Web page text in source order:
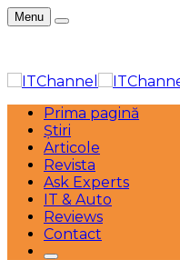
Menu
Prima pagină
Știri
Articole
Revista
Ask Experts
IT & Auto
Reviews
Contact